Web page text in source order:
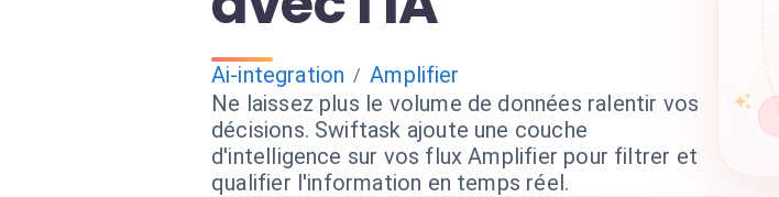
Ai-integration / Amplifier
Ne laissez plus le volume de données ralentir vos
décisions. Swiftask ajoute une couche
d'intelligence sur vos flux Amplifier pour filtrer et
qualifier l'information en temps réel.